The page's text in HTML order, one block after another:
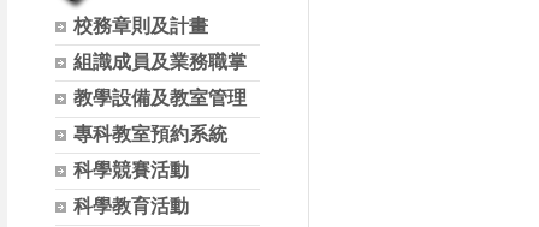
校務章則及計畫
組識成員及業務職掌
教學設備及教室管理
專科教室預約系統
科學競賽活動
科學教育活動